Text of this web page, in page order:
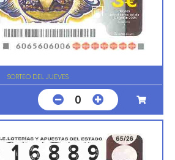
SORTEO DEL JUEVES
0